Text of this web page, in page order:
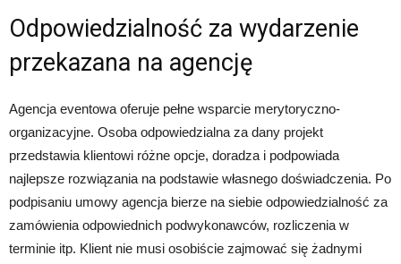
Odpowiedzialność za wydarzenie
przekazana na agencję
Agencja eventowa oferuje pełne wsparcie merytoryczno-
organizacyjne. Osoba odpowiedzialna za dany projekt
przedstawia klientowi różne opcje, doradza i podpowiada
najlepsze rozwiązania na podstawie własnego doświadczenia. Po
podpisaniu umowy agencja bierze na siebie odpowiedzialność za
zamówienia odpowiednich podwykonawców, rozliczenia w
terminie itp. Klient nie musi osobiście zajmować się żadnymi